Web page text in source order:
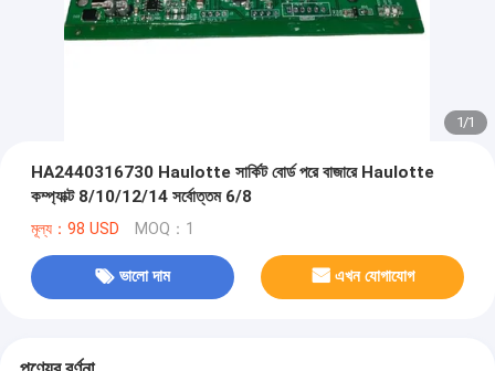
1/1
HA2440316730 Haulotte সার্কিট বোর্ড পরে বাজারে Haulotte
কম্প্যাক্ট 8/10/12/14 সর্বোত্তম 6/8
মূল্য：98 USD MOQ：1
ভালো দাম এখন যোগাযোগ